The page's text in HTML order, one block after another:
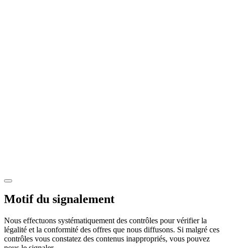
Motif du signalement
Nous effectuons systématiquement des contrôles pour vérifier la
légalité et la conformité des offres que nous diffusons. Si malgré ces
contrôles vous constatez des contenus inappropriés, vous pouvez